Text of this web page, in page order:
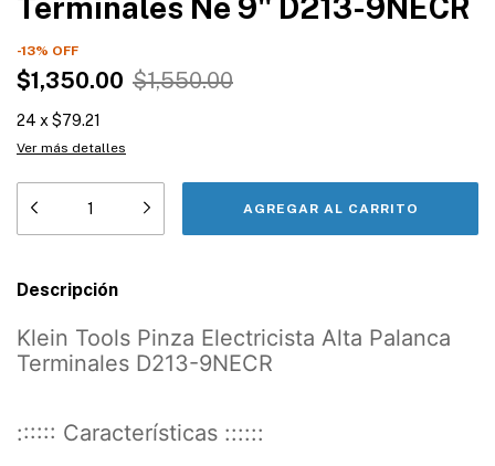
Terminales Ne 9" D213-9NECR
-13% OFF
$1,350.00 $1,550.00
24 x $79.21
Ver más detalles
Descripción
Klein Tools Pinza Electricista Alta Palanca
Terminales D213-9NECR
:::::: Características ::::::